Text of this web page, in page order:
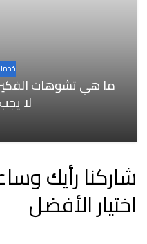
ما هي تشوهات
لا
شاركنا رأيك
اختيار الأفضل